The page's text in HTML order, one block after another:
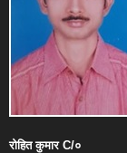
रोहित कुमारC/०